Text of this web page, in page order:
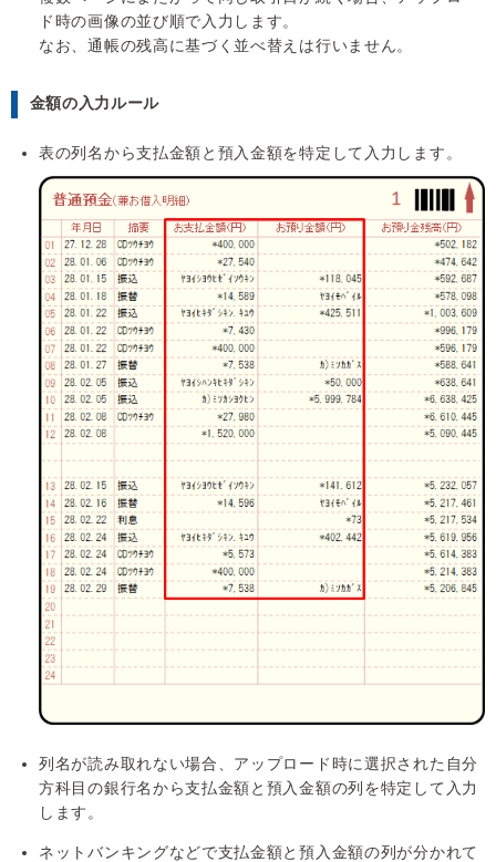
ド時の画像の並び順で入力します。
なお、通帳の残高に基づく並べ替えは行いません。
金額の入力ルール
表の列名から支払金額と預入金額を特定して入力します。
列名が読み取れない場合、アップロード時に選択された自分
方科目の銀行名から支払金額と預入金額の列を特定して入力
します。
ネットバンキングなどで支払金額と預入金額の列が分かれて